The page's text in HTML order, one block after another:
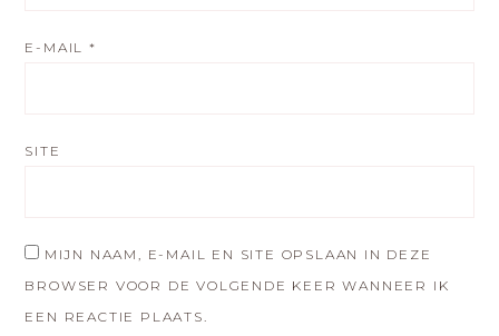
E-MAIL*
SITE
MIJN NAAM, E-MAIL EN SITE OPSLAAN IN DEZE
BROWSER VOOR DE VOLGENDE KEER WANNEER IK
EEN REACTIE PLAATS.